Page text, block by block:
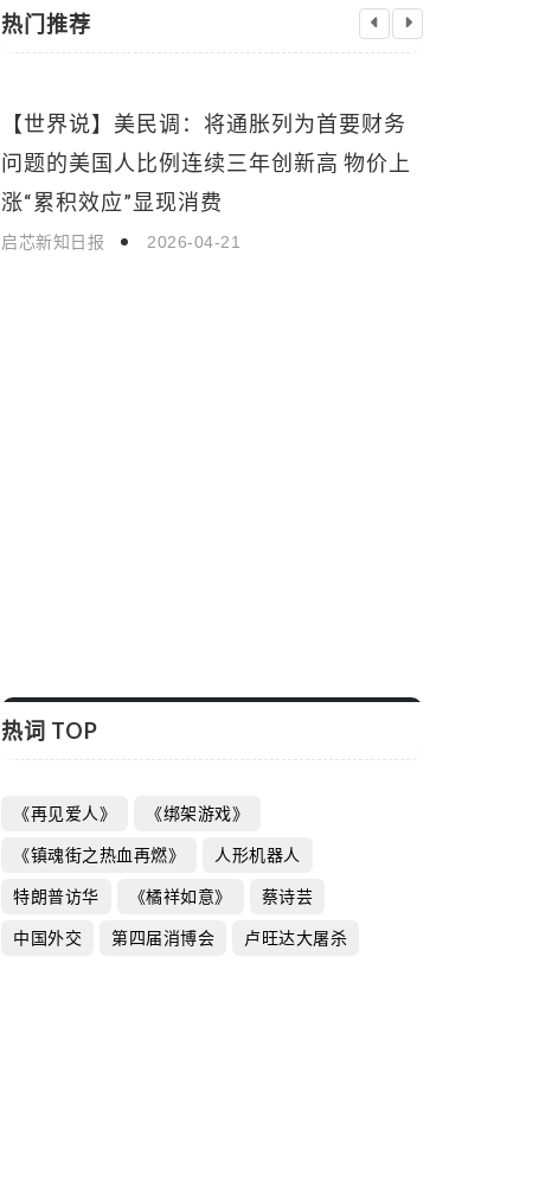
热门推荐
国际新闻
【世界说】美民调：将通胀列为首要财务
问题的美国人比例连续三年创新高 物价上
涨“累积效应”显现消费
启芯新知日报 2026-04-21
热词 TOP
《再见爱人》 《绑架游戏》
《镇魂街之热血再燃》 人形机器人
特朗普访华 《橘祥如意》 蔡诗芸
中国外交 第四届消博会 卢旺达大屠杀